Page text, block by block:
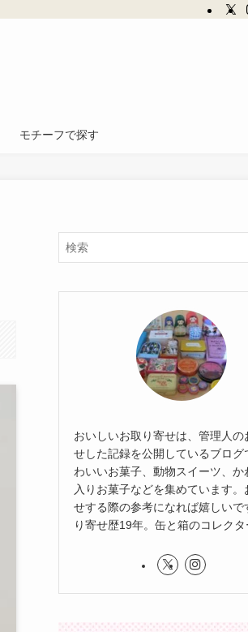
モチーフで探す
おいしいお取り寄せは、管理人の
せした記録を公開しているブログ
わいいお菓子、動物スイーツ、か
入りお菓子などを集めています。
せする際の参考になれば嬉しいで
り寄せ歴19年。缶と箱のコレクタ